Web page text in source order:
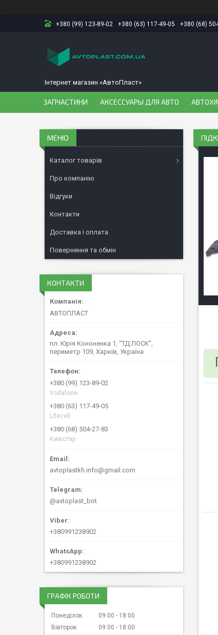
+380 (99) 123-89-02 +380 (63) 117-49-05 +380 (68)
Інтернет магазин «АвтоПласт»
ЗАПЧАСТИНИ АКСЕССУАРЫ ДЛЯ АВТО
Каталог товарів
Про компанію
Відгуки
Контакти
Доставка і оплата
Повернення та обмін
КОНТАКТИ
АВТОПЛАСТ
пл. Юрія Кононенка 1, "ТД ЛОСК",
периметр 109, Харків, Україна
+380 (99) 123-89-02
Vodafone
+380 (63) 117-49-05
Lifecell
+380 (68) 504-27-83
Київстар
avtoplastkh.info@gmail.com
@avtoplast_bot
+380991238902
+380991238902
ГРАФІК РОБОТИ
Понеділок 09:00
18:00
Вівторок
09:00
18:00